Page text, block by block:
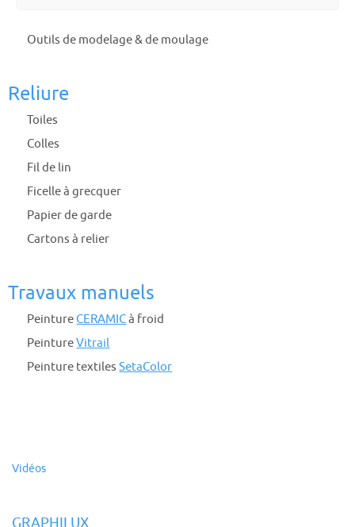
Outils de modelage & de moulage
Reliure
Toiles
Colles
Fil de lin
Ficelle à grecquer
Papier de garde
Cartons à relier
Travaux manuels
Peinture CERAMICà froid
PeintureVitrail
Peinture textilesSetaColor
Vidéos
GRAPHILUX